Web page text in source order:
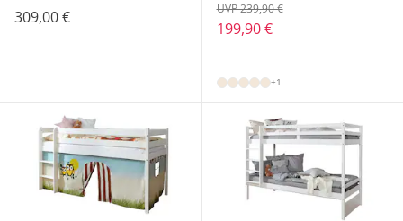
309,00 €
199,90 €
UVP 239,90 €
+1